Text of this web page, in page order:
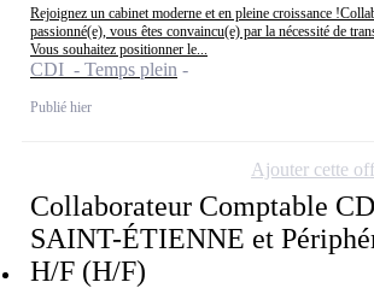
Rejoignez un cabinet moderne et en pleine croissance
passionné(e), vous êtes convaincu(e) par la nécessité de
Vous souhaitez positionner le...
CDI - Temps plein
Publié hier
Collaborateur Comptable
SAINT-ÉTIENNE et
H/F (H/F)
Ajouter cette